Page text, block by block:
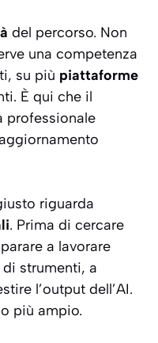
del percorso. Non
una competenza
su più piattaforme
È qui che il
professionale
riguarda
. Prima di cercare
a lavorare
strumenti, a
l’output dell’AI.
più ampio.